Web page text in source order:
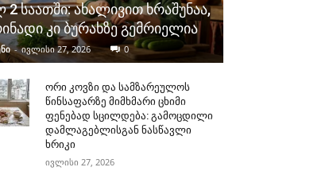
2 საათში: ახალივით ხრაშუნაა,
კი ბურახზე გემრიელია
- ივლისი 27, 2026 0
ორი კოვზი და სამზარეულოს
წინსაფარზე მიმხმარი ცხიმი
ფენებად სცილდება: გამოცდილი
დამლაგებლისგან ნასწავლი
ხრიკი
ივლისი 27, 2026